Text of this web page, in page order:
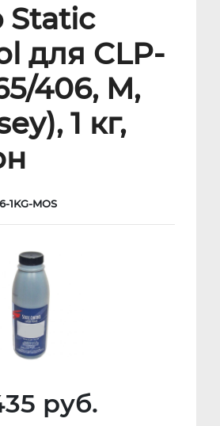
Static
для CLP-
406, M,
1 кг,
1KG-MOS
руб.